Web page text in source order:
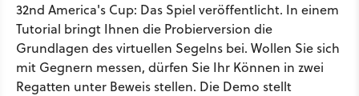
32nd America's Cup: Das Spiel veröffentlicht. In einem
Tutorial bringt Ihnen die Probierversion die
Grundlagen des virtuellen Segelns bei. Wollen Sie sich
mit Gegnern messen, dürfen Sie Ihr Können in zwei
Regatten unter Beweis stellen. Die Demo stellt